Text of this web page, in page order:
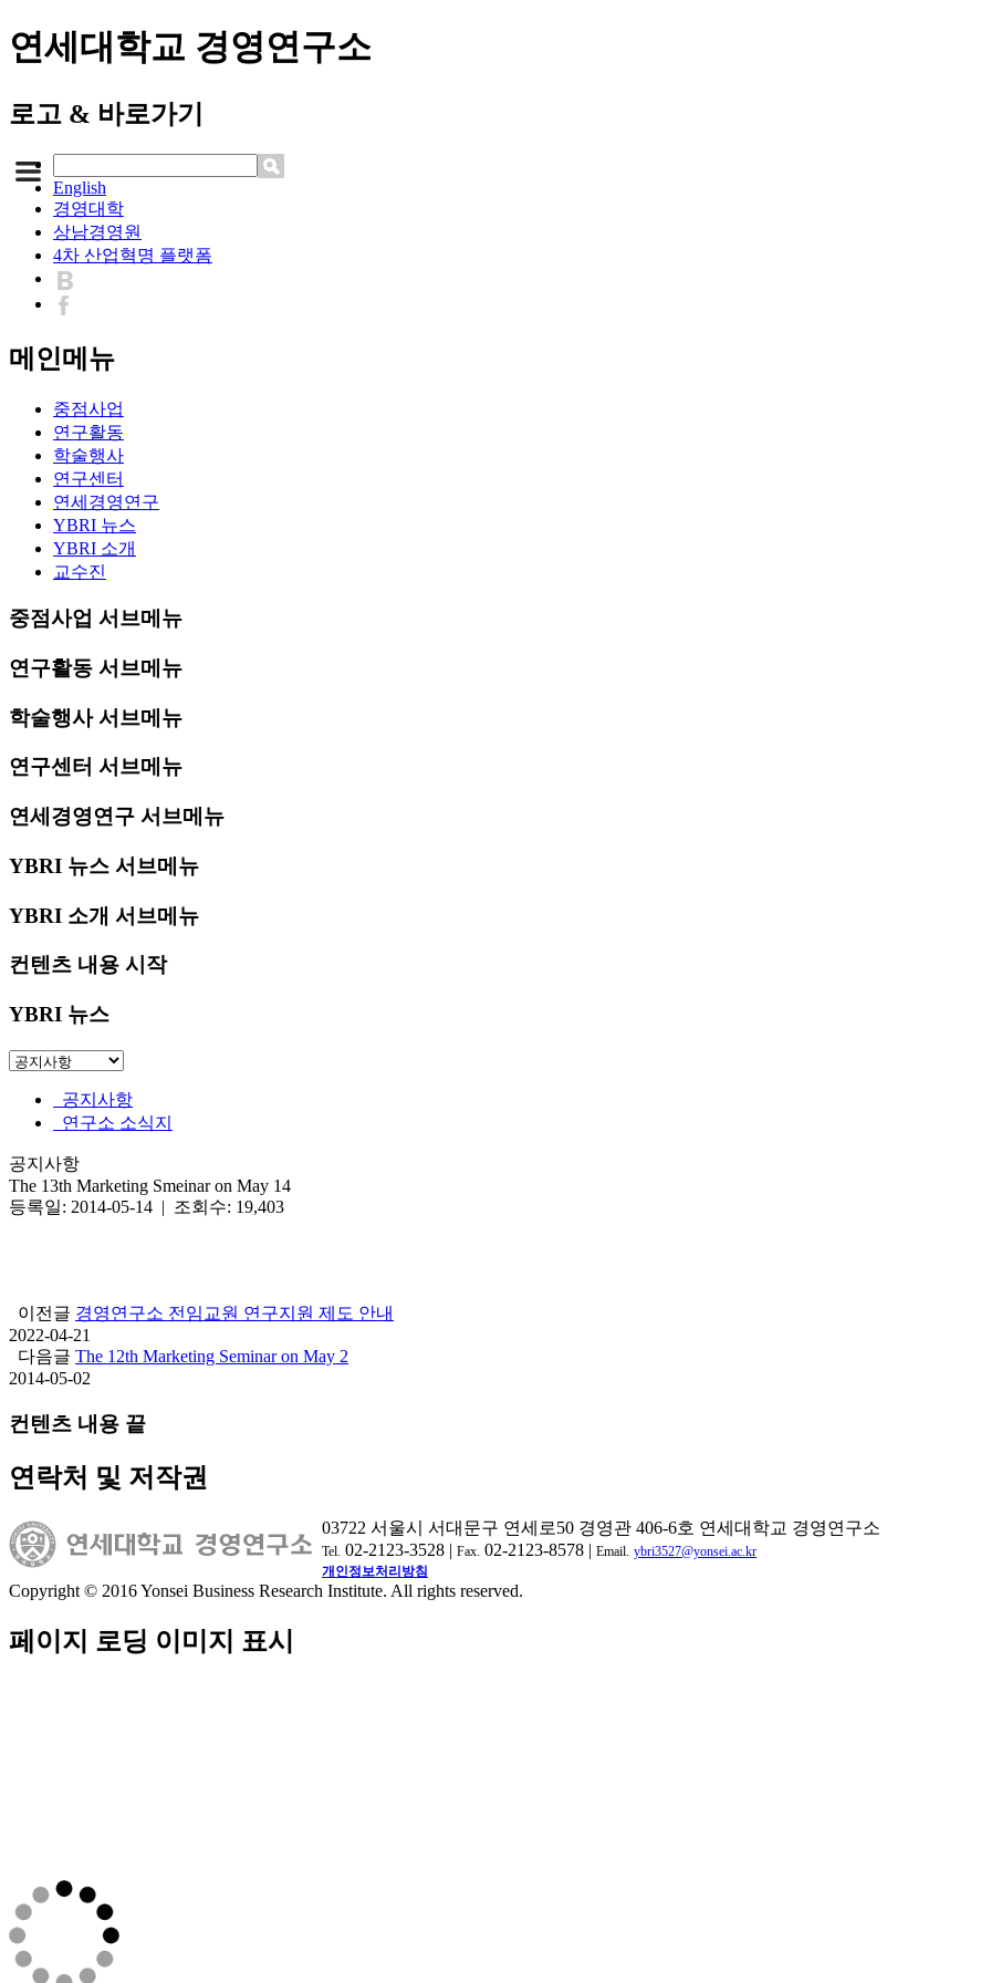
연세대학교 경영연구소
로고 & 바로가기
English
경영대학
상남경영원
4차 산업혁명 플랫폼
메인메뉴
중점사업
연구활동
학술행사
연구센터
연세경영연구
YBRI 뉴스
YBRI 소개
교수진
중점사업 서브메뉴
연구활동 서브메뉴
학술행사 서브메뉴
연구센터 서브메뉴
연세경영연구 서브메뉴
YBRI 뉴스 서브메뉴
YBRI 소개 서브메뉴
컨텐츠 내용 시작
YBRI 뉴스
공지사항
연구소 소식지
공지사항
The 13th Marketing Smeinar on May 14
등록일: 2014-05-14 | 조회수: 19,403
이전글 경영연구소 전임교원 연구지원 제도 안내
2022-04-21
다음글 The 12th Marketing Seminar on May 2
2014-05-02
컨텐츠 내용 끝
연락처 및 저작권
03722 서울시 서대문구 연세로50 경영관 406-6호 연세대학교 경영연구소
Tel. 02-2123-3528 | Fax. 02-2123-8578 | Email. ybri3527@yonsei.ac.kr
개인정보처리방침
Copyright © 2016 Yonsei Business Research Institute. All rights reserved.
페이지 로딩 이미지 표시